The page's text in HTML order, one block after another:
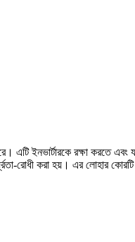
এটি ইনভার্টারকে রক্ষা করতে এবং
রোধী করা হয়। এর লোহার কোরটি